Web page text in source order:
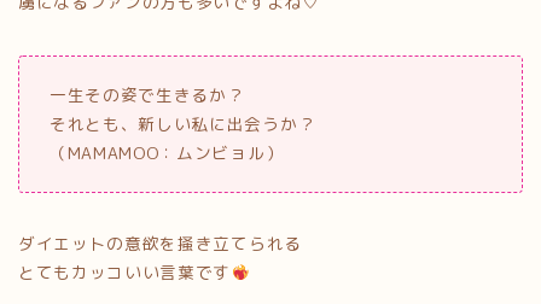
一生その姿で生きるか？
それとも、新しい私に出会うか？
（MAMAMOO：ムンビョル）
ダイエットの意欲を掻き立てられる
とてもカッコいい言葉です